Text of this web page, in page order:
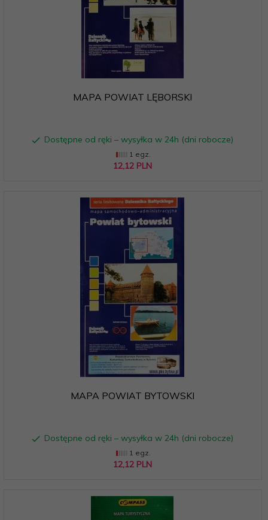
MAPA POWIAT LĘBORSKI
Dostępne od ręki – wysyłka w 24h (dni robocze)
1 egz.
12,12 PLN
MAPA POWIAT BYTOWSKI
Dostępne od ręki – wysyłka w 24h (dni robocze)
1 egz.
12,12 PLN